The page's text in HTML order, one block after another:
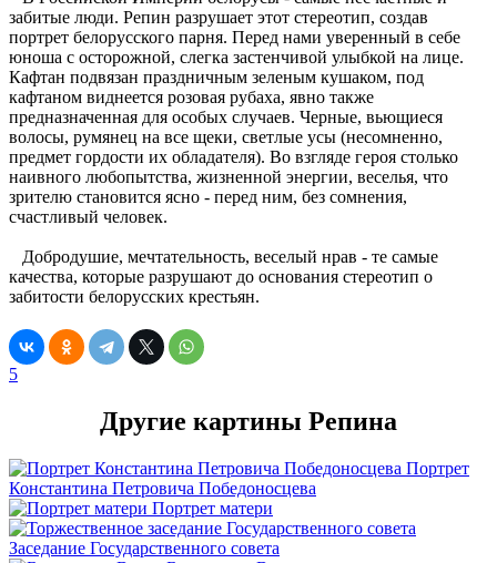
забитые люди. Репин разрушает этот стереотип, создав
портрет белорусского парня. Перед нами уверенный в себе
юноша с осторожной, слегка застенчивой улыбкой на лице.
Кафтан подвязан праздничным зеленым кушаком, под
кафтаном виднеется розовая рубаха, явно также
предназначенная для особых случаев. Черные, вьющиеся
волосы, румянец на все щеки, светлые усы (несомненно,
предмет гордости их обладателя). Во взгляде героя столько
наивного любопытства, жизненной энергии, веселья, что
зрителю становится ясно - перед ним, без сомнения,
счастливый человек.
Добродушие, мечтательность, веселый нрав - те самые
качества, которые разрушают до основания стереотип о
забитости белорусских крестьян.
5
Другие картины Репина
Портрет
Константина Петровича Победоносцева
Портрет матери
Заседание Государственного совета